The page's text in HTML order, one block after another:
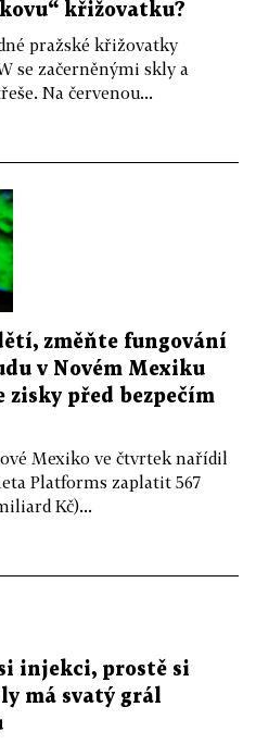
křižovatku?
pražské křižovatky
se začerněnými skly a
Na červenou...
změňte fungování
v Novém Mexiku
před bezpečím
Mexiko ve čtvrtek nařídil
Platforms zaplatit 567
Kč)...
injekci, prostě si
má svatý grál